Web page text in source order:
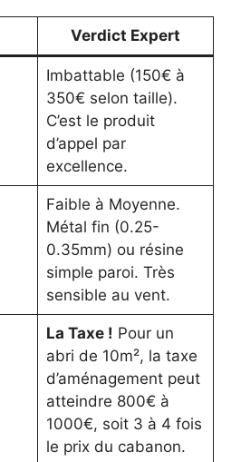
Verdict Expert
Imbattable (150€ à
350€ selon taille).
C’est le produit
d’appel par
excellence.
Faible à Moyenne.
Métal fin (0.25-
0.35mm) ou résine
simple paroi. Très
sensible au vent.
La Taxe ! Pour un
abri de 10m², la taxe
d’aménagement peut
atteindre 800€ à
1000€, soit 3 à 4 fois
le prix du cabanon.